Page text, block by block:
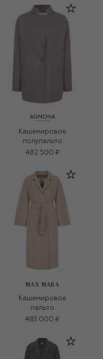
Кашемировое
полупальто
482 500 ₽
MAX MARA
Кашемировое
пальто
483 000 ₽